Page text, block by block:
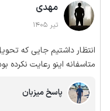
مهدی
تیر 1405
انتظار داشتیم جایی که
متاسفانه اینو رعایت نکرده
پاسخ میزبان